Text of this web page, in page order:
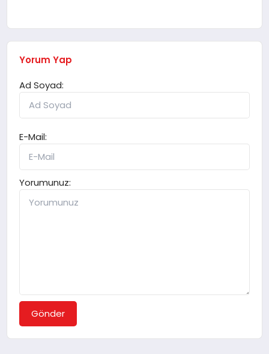
Yorum Yap
Ad Soyad:
E-Mail:
Yorumunuz:
Gönder